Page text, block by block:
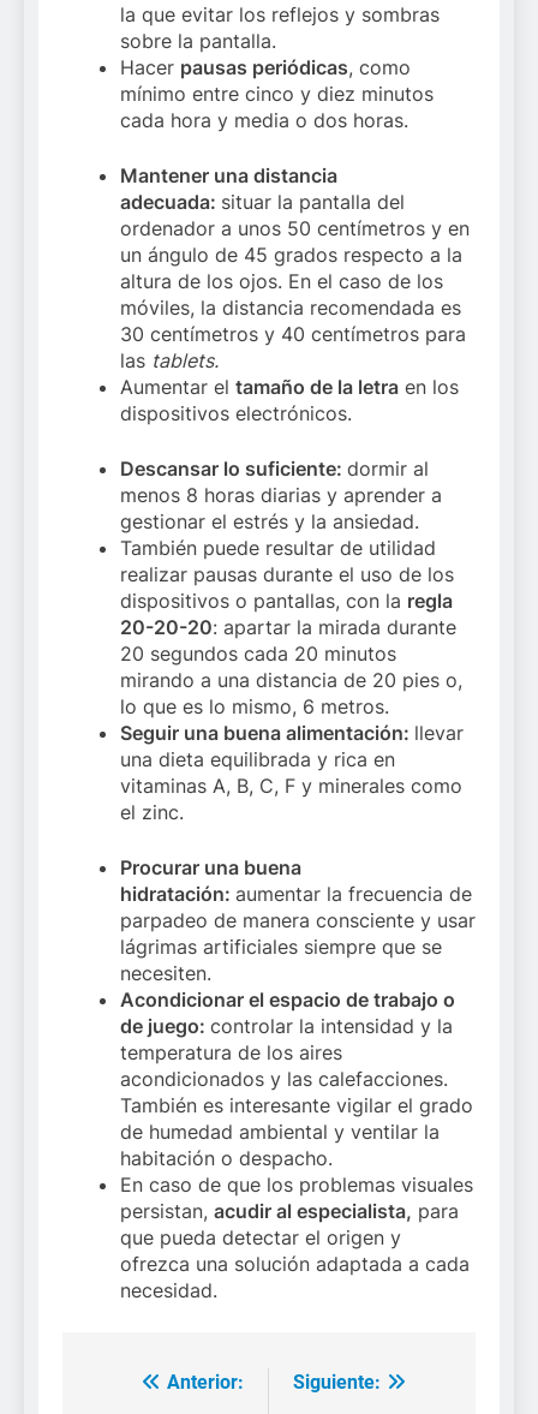
la que evitar los reflejos y sombras
sobre la pantalla.
Hacer pausas periódicas, como
mínimo entre cinco y diez minutos
cada hora y media o dos horas.
Mantener una distancia
adecuada: situar la pantalla del
ordenador a unos 50 centímetros y en
un ángulo de 45 grados respecto a la
altura de los ojos. En el caso de los
móviles, la distancia recomendada es
30 centímetros y 40 centímetros para
las tablets.
Aumentar el tamaño de la letra en los
dispositivos electrónicos.
Descansar lo suficiente: dormir al
menos 8 horas diarias y aprender a
gestionar el estrés y la ansiedad.
También puede resultar de utilidad
realizar pausas durante el uso de los
dispositivos o pantallas, con la regla
20-20-20: apartar la mirada durante
20 segundos cada 20 minutos
mirando a una distancia de 20 pies o,
lo que es lo mismo, 6 metros.
Seguir una buena alimentación: llevar
una dieta equilibrada y rica en
vitaminas A, B, C, F y minerales como
el zinc.
Procurar una buena
hidratación: aumentar la frecuencia de
parpadeo de manera consciente y usar
lágrimas artificiales siempre que se
necesiten.
Acondicionar el espacio de trabajo o
de juego: controlar la intensidad y la
temperatura de los aires
acondicionados y las calefacciones.
También es interesante vigilar el grado
de humedad ambiental y ventilar la
habitación o despacho.
En caso de que los problemas visuales
persistan, acudir al especialista, para
que pueda detectar el origen y
ofrezca una solución adaptada a cada
necesidad.
Navegación
Anterior:
Siguiente: